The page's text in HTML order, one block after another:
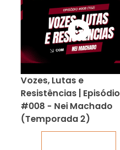
Vozes, Lutas e
Resistências | Episódio
#008 - Nei Machado
(Temporada 2)